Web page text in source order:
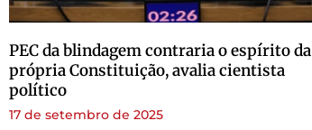
PEC da blindagem contraria o espírito da
própria Constituição, avalia cientista
político
17 de setembro de 2025